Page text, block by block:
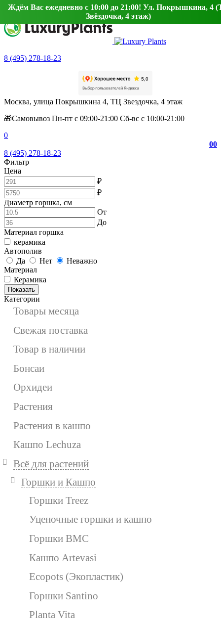
Ждём Вас ежедневно с 10:00 до 21:00! Ул. Покрышкина, 4
Звёздочка, 4 этаж)
8 (495) 278-18-23
Москва, улица Покрышкина 4, ТЦ Звездочка, 4 этаж
🎁Самовывоз Пн-пт с 09:00-21:00 Сб-вс с 10:00-21:00
0
00
8 (495) 278-18-23
Фильтр
Цена
₽
₽
Диаметр горшка, см
От
До
Материал горшка
керамика
Автополив
Да
Нет
Неважно
Материал
Керамика
Показать
Категории
Товары месяца
Свежая поставка
Товар в наличии
Бонсаи
Орхидеи
Растения
Растения в кашпо
Кашпо Lechuza
Всё для растений
Горшки и Кашпо
Горшки Treez
Уценочные горшки и кашпо
Горшки BMC
Кашпо Artevasi
Ecopots (Экопластик)
Горшки Santino
Planta Vita